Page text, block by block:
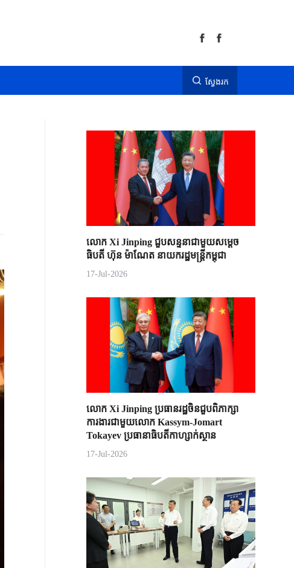
ស្វែងរក
លោក Xi Jinping ជួបសន្ទនាជាមួយសម្តេច
ធិបតី ហ៊ុន ម៉ាណែត នាយករដ្ឋមន្ត្រីកម្ពុជា
17-Jul-2026
លោក Xi Jinping ប្រធានរដ្ឋចិន​ជួបពិភាក្សា​
ការងារជាមួយ​លោក Kassym-Jomart ​
Tokayev ​ប្រធានាធិបតី​កាហ្សាក់ស្ថាន​
17-Jul-2026